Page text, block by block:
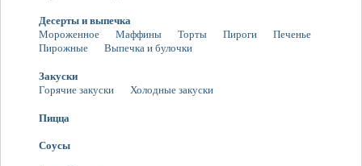
Десерты и выпечка
Мороженное
Маффины Торты Пироги
Печенье
Пирожные
Выпечка и булочки
Закуски
Горячие закуски
Холодные закуски
Пицца
Соусы